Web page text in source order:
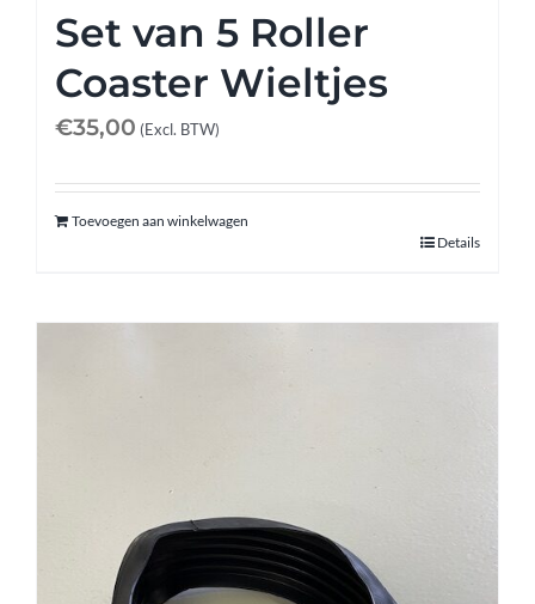
Set van 5 Roller
Coaster Wieltjes
€35,00 (Excl. BTW)
Toevoegen aan winkelwagen
Details